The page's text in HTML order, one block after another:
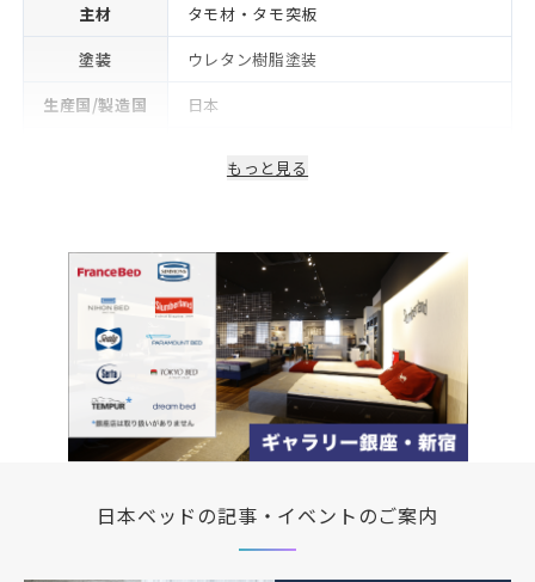
主材
タモ材・タモ突板
塗装
ウレタン樹脂塗装
生産国/製造国
日本
もっと見る
日本ベッドの記事・イベントのご案内